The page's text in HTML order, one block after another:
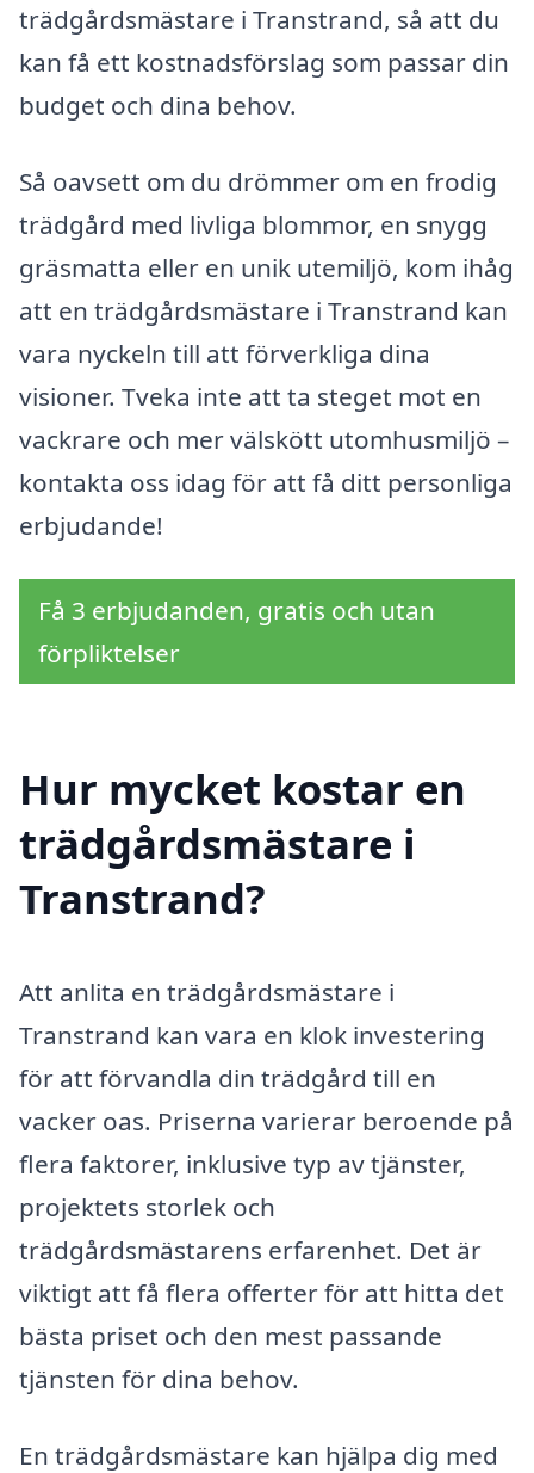
trädgårdsmästare i Transtrand, så att du
kan få ett kostnadsförslag som passar din
budget och dina behov.
Så oavsett om du drömmer om en frodig
trädgård med livliga blommor, en snygg
gräsmatta eller en unik utemiljö, kom ihåg
att en trädgårdsmästare i Transtrand kan
vara nyckeln till att förverkliga dina
visioner. Tveka inte att ta steget mot en
vackrare och mer välskött utomhusmiljö –
kontakta oss idag för att få ditt personliga
erbjudande!
Få 3 erbjudanden, gratis och utan
förpliktelser
Hur mycket kostar en
trädgårdsmästare i
Transtrand?
Att anlita en trädgårdsmästare i
Transtrand kan vara en klok investering
för att förvandla din trädgård till en
vacker oas. Priserna varierar beroende på
flera faktorer, inklusive typ av tjänster,
projektets storlek och
trädgårdsmästarens erfarenhet. Det är
viktigt att få flera offerter för att hitta det
bästa priset och den mest passande
tjänsten för dina behov.
En trädgårdsmästare kan hjälpa dig med